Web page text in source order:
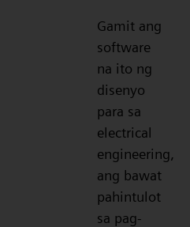
Gamit ang
software
na ito ng
disenyo
para sa
electrical
engineering,
ang bawat
pahintulot
sa pag-